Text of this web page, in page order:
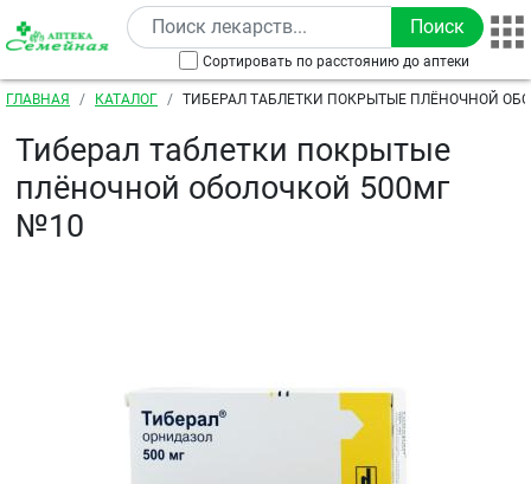
Перейти к основному содержанию
Сортировать по расстоянию до аптеки
Строка навигации
ГЛАВНАЯ КАТАЛОГ ТИБЕРАЛ ТАБЛЕТКИ ПОКРЫТЫЕ ПЛЁНОЧНОЙ
Тиберал таблетки покрытые
плёночной оболочкой 500мг
№10